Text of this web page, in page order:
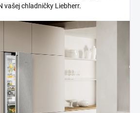
vašej chladničky Liebherr.